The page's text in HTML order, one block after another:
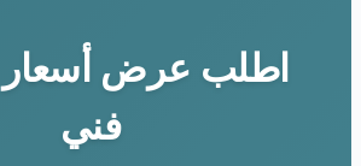
اطلب عرض أسعار
فني